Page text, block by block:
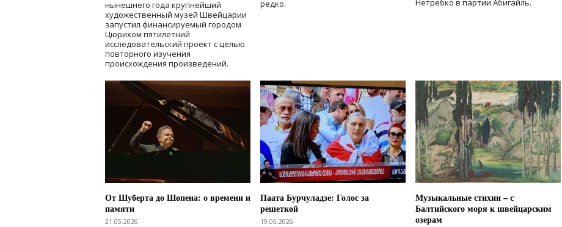
нынешнего года крупнейший
художественный музей Швейцарии
запустил финансируемый городом
Цюрихом пятилетний
исследовательский проект с целью
повторного изучения
происхождения произведений.
редко.
Нетребко в партии Абигайль.
От Шуберта до Шопена: о времени и
памяти
21.05.2026
Паата Бурчуладзе: Голос за
решеткой
19.05.2026
Музыкальные стихии – с
Балтийского моря к швейцарским
озерам